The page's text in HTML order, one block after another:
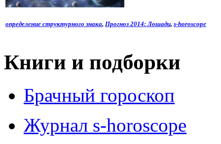
определение структурного знака, Прогноз 2014: Лошади, s-horoscope
Книги и подборки
Брачный гороскоп
Журнал s-horoscope